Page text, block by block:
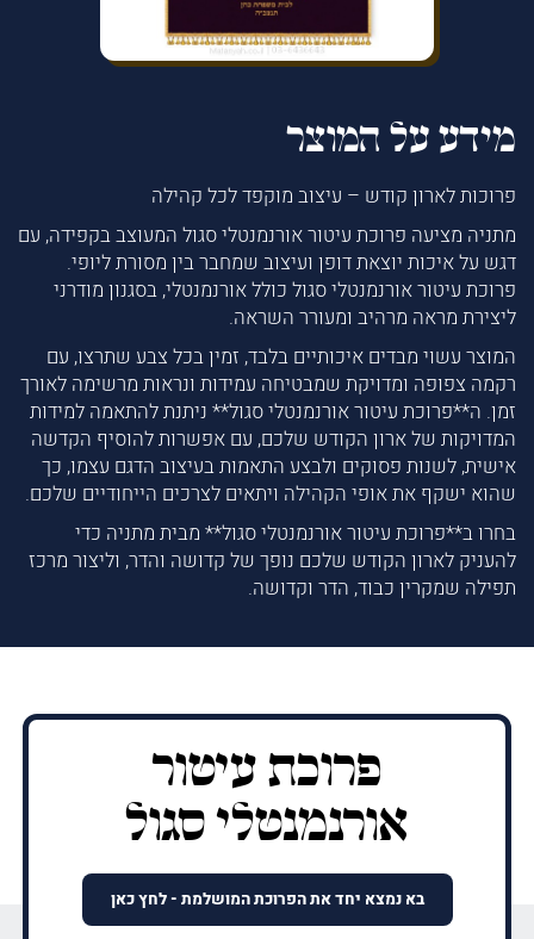
מידע על המוצר
פרוכות לארון קודש – עיצוב מוקפד לכל קהילה
מתניה מציעה פרוכת עיטור אורנמנטלי סגול המעוצב בקפידה, עם
דגש על איכות יוצאת דופן ועיצוב שמחבר בין מסורת ליופי.
פרוכת עיטור אורנמנטלי סגול כולל אורנמנטלי, בסגנון מודרני
ליצירת מראה מרהיב ומעורר השראה.
המוצר עשוי מבדים איכותיים בלבד, זמין בכל צבע שתרצו, עם
רקמה צפופה ומדויקת שמבטיחה עמידות ונראות מרשימה לאורך
זמן. ה**פרוכת עיטור אורנמנטלי סגול** ניתנת להתאמה למידות
המדויקות של ארון הקודש שלכם, עם אפשרות להוסיף הקדשה
אישית, לשנות פסוקים ולבצע התאמות בעיצוב הדגם עצמו, כך
שהוא ישקף את אופי הקהילה ויתאים לצרכים הייחודיים שלכם.
בחרו ב**פרוכת עיטור אורנמנטלי סגול** מבית מתניה כדי
להעניק לארון הקודש שלכם נופך של קדושה והדר, וליצור מרכז
תפילה שמקרין כבוד, הדר וקדושה.
פרוכת עיטור
אורנמנטלי סגול
בא נמצא יחד את הפרוכת המושלמת - לחץ כאן